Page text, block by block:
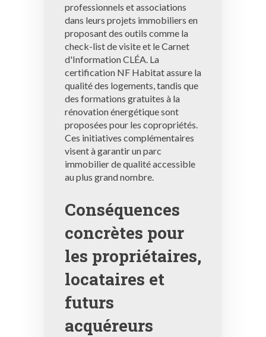
professionnels et associations
dans leurs projets immobiliers en
proposant des outils comme la
check-list de visite et le Carnet
d'Information CLÉA. La
certification NF Habitat assure la
qualité des logements, tandis que
des formations gratuites à la
rénovation énergétique sont
proposées pour les copropriétés.
Ces initiatives complémentaires
visent à garantir un parc
immobilier de qualité accessible
au plus grand nombre.
Conséquences
concrètes pour
les propriétaires,
locataires et
futurs
acquéreurs